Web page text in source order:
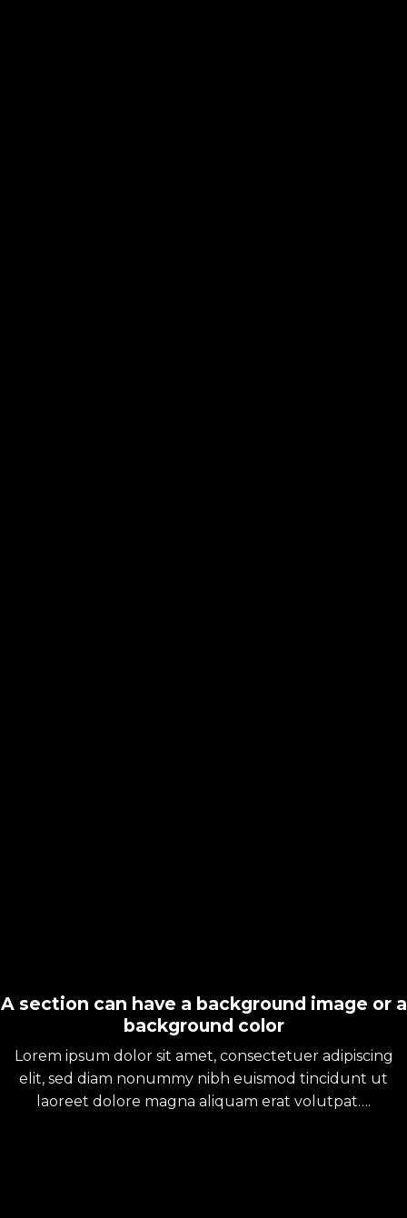
A section can have a background image or a
background color
Lorem ipsum dolor sit amet, consectetuer adipiscing
elit, sed diam nonummy nibh euismod tincidunt ut
laoreet dolore magna aliquam erat volutpat….